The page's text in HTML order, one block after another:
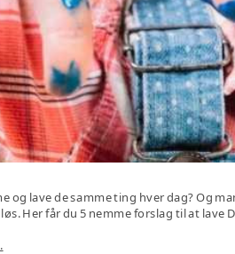
lave de samme ting hver dag? Og
Her får du 5 nemme forslag til at